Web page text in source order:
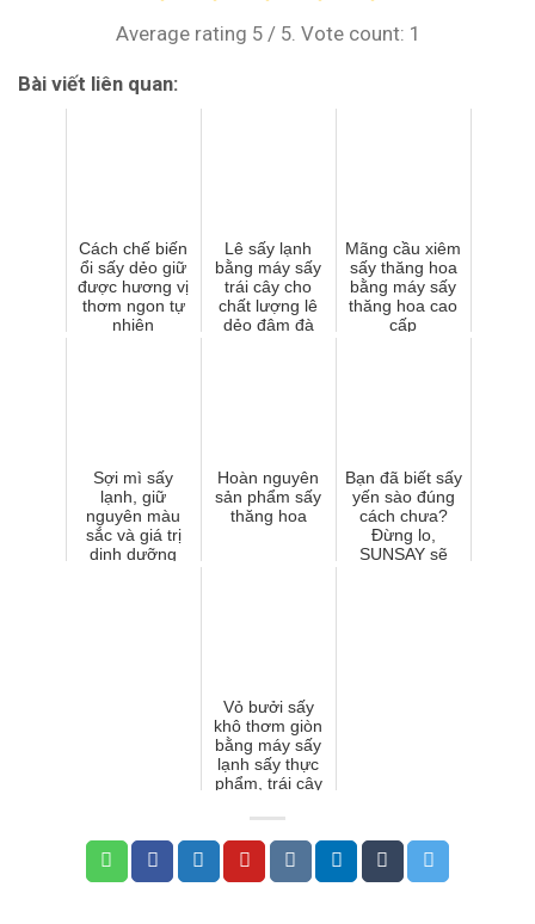
Average rating 5/ 5. Vote count: 1
Bài viết liên quan:
Cách chế biến
ổi sấy dẻo giữ
được hương vị
thơm ngon tự
nhiên
Lê sấy lạnh
bằng máy sấy
trái cây cho
chất lượng lê
dẻo đậm đà
Mãng cầu xiêm
sấy thăng hoa
bằng máy sấy
thăng hoa cao
cấp
Sợi mì sấy
lạnh, giữ
nguyên màu
sắc và giá trị
dinh dưỡng
Hoàn nguyên
sản phẩm sấy
thăng hoa
Bạn đã biết sấy
yến sào đúng
cách chưa?
Đừng lo,
SUNSAY sẽ
Vỏ bưởi sấy
khô thơm giòn
bằng máy sấy
lạnh sấy thực
phẩm, trái cây